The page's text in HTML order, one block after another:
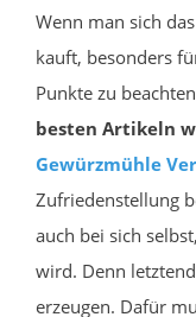
Wenn man sich
kauft, besonders
Punkte zu
besten Artikeln
Gewürzmühle
Zufriedenstellung
auch bei sich
wird. Denn
erzeugen. Dafür